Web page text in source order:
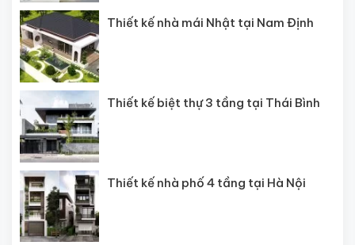
Thiết kế nhà mái Nhật tại Nam Định
Thiết kế biệt thự 3 tầng tại Thái Bình
Thiết kế nhà phố 4 tầng tại Hà Nội